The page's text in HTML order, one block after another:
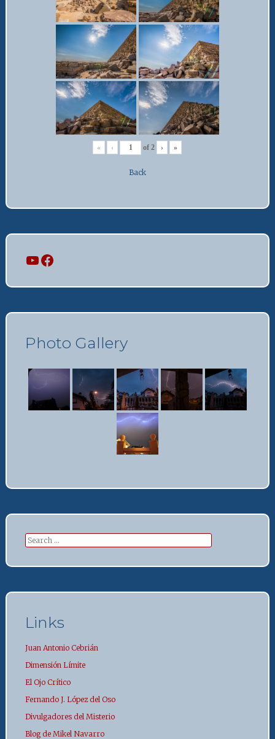
« ‹ of2 › »
Back
Mi canalMi perfil
Photo Gallery
Search
for:
Links
Juan Antonio Cebrián
Dimensión Límite
El Ojo Crítico
Fernando J. López del Oso
Divulgadores del Misterio
Blog de Mikel Navarro